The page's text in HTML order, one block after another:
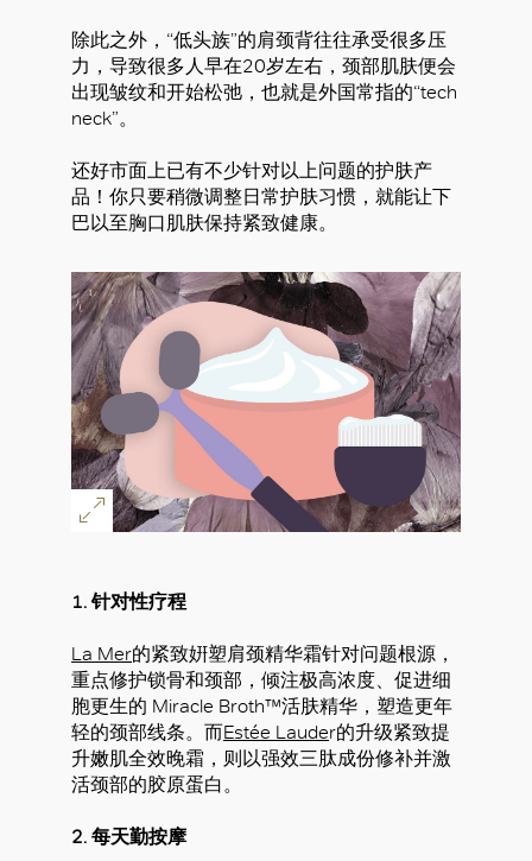
除此之外，“低头族”的肩颈背往往承受很多压
力，导致很多人早在20岁左右，颈部肌肤便会
出现皱纹和开始松弛，也就是外国常指的“tech
neck”。
还好市面上已有不少针对以上问题的护肤产
品！你只要稍微调整日常护肤习惯，就能让下
巴以至胸口肌肤保持紧致健康。
1. 针对性疗程
La Mer的紧致姸塑肩颈精华霜针对问题根源，
重点修护锁骨和颈部，倾注极高浓度、促进细
胞更生的 Miracle Broth™活肤精华，塑造更年
轻的颈部线条。而Estée Lauder的升级紧致提
升嫩肌全效晚霜，则以强效三肽成份修补并激
活颈部的胶原蛋白。
2. 每天勤按摩